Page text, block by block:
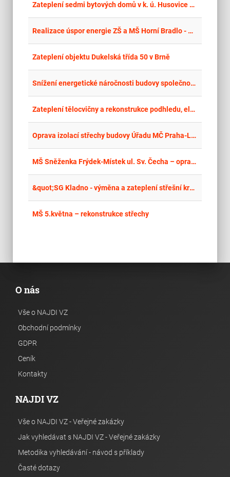
Zateplení sedmi bytových domů v k. ú. Husovice v Brně
Realizace úspor energie ZŠ a MŠ Horní Bradlo - OPAKOVANÉ ŘÍZENÍ I
Zateplení objektu Dukelská třída 50 v Brně
Snížení energetické náročnosti budovy společnosti KAPA Zlín s.r.o.
Zateplení tělocvičny a rekonstrukce podhledu, elektroinstalace a osvětlení tělocvičny SPŠ a VOŠ Příbram
Oprava izolací střechy budovy Úřadu MČ Praha-Lipence, K Obci 47, 155 31 Praha 5 - Lipence
MŠ Sněženka Frýdek-Místek ul. Sv. Čecha – oprava střešní krytiny
&quot;SG Kladno - výměna a zateplení střešní krytiny - pavilon MVD&quot;
MŠ 5.května – rekonstrukce střechy
O nás
Vše o NAJDI VZ
Obchodní podmínky
GDPR
Ceník
Kontakty
NAJDI VZ
Vše o NAJDI VZ - Veřejné zakázky
Jak vyhledávat s NAJDI VZ - Veřejné zakázky
Metodika vyhledávání - návod s příklady
Časté dotazy